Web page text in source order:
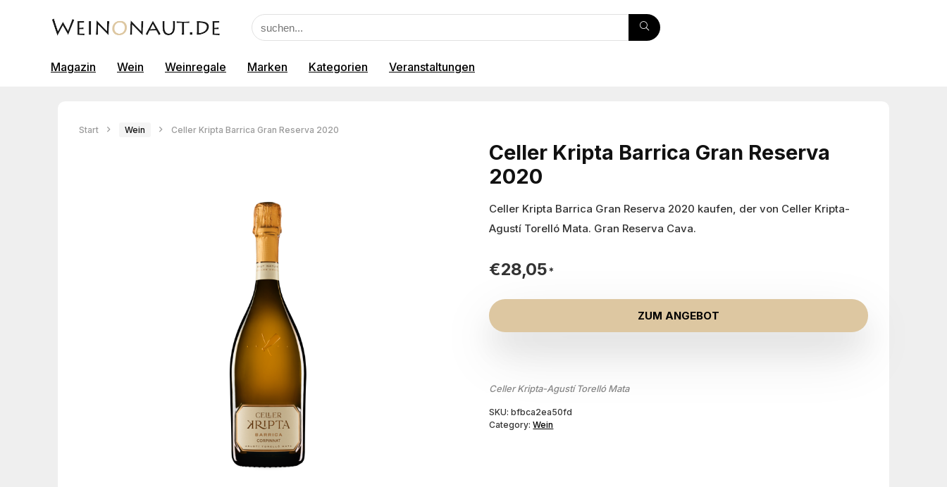
Magazin Wein Weinregale Marken Kategorien Veranstaltungen
Start Wein Celler Kripta Barrica Gran Reserva 2020
Celler Kripta Barrica Gran Reserva
2020
Celler Kripta Barrica Gran Reserva 2020 kaufen, der von Celler Kripta-
Agustí Torelló Mata. Gran Reserva Cava.
€28,05
ZUM ANGEBOT
Celler Kripta-Agustí Torelló Mata
SKU:bfbca2ea50fd
Category:Wein